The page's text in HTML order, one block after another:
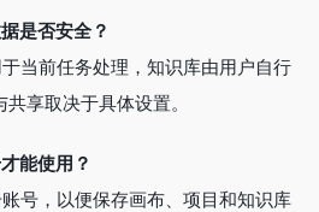
是否安全？
当前任务处理，知识库由用户自行
享取决于具体设置。
能使用？
号，以便保存画布、项目和知识库